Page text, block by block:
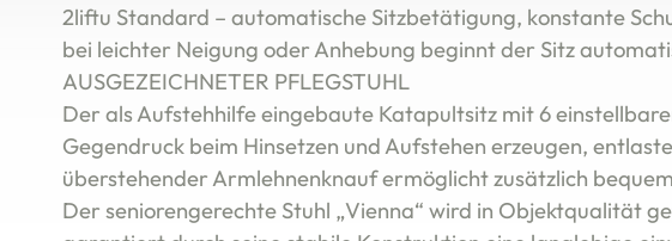
2liftu Standard – automatische Sitzbetätigung, konstante
bei leichter Neigung oder Anhebung beginnt der Sitz
AUSGEZEICHNETER PFLEGSTUHL
Der als Aufstehhilfe eingebaute Katapultsitz mit 6
Gegendruck beim Hinsetzen und Aufstehen erzeugen,
überstehender Armlehnenknauf ermöglicht zusätzlich
Der seniorengerechte Stuhl „Vienna“ wird in Objektqualität